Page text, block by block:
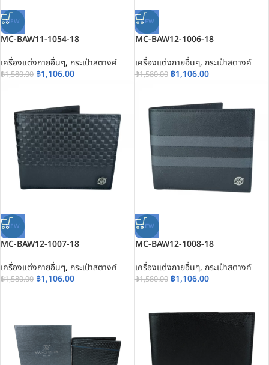
NEW
MC-BAW11-1054-18
เครื่องแต่งกายอื่นๆ, กระเป๋าสตางค์
฿1,580.00 ฿1,106.00
NEW
MC-BAW12-1006-18
เครื่องแต่งกายอื่นๆ, กระเป๋าสตางค์
฿1,580.00 ฿1,106.00
NEW
MC-BAW12-1007-18
เครื่องแต่งกายอื่นๆ, กระเป๋าสตางค์
฿1,580.00 ฿1,106.00
NEW
MC-BAW12-1008-18
เครื่องแต่งกายอื่นๆ, กระเป๋าสตางค์
฿1,580.00 ฿1,106.00